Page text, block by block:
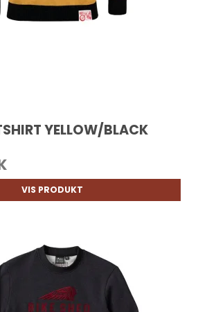
YELLOW/BLACK
VIS PRODUKT